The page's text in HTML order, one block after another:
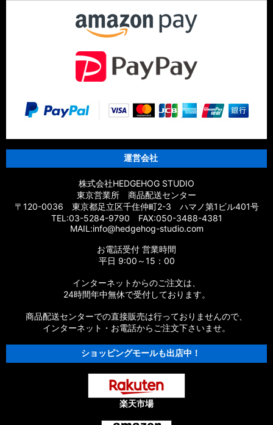
運営会社
株式会社HEDGEHOG STUDIO
東京営業所 商品配送センター
〒120-0036 東京都足立区千住仲町2-3 ハマノ第1ビル401号
TEL:03-5284-9790 FAX:050-3488-4381
MAIL:info@hedgehog-studio.com
お電話受付 営業時間
平日 9:00～15：00
インターネットからのご注文は、
24時間年中無休で受付しております。
商品配送センターでの直接販売は行っておりませんので、
インターネット・お電話からご注文下さいませ。
ショッピングモールも出店中！
楽天市場